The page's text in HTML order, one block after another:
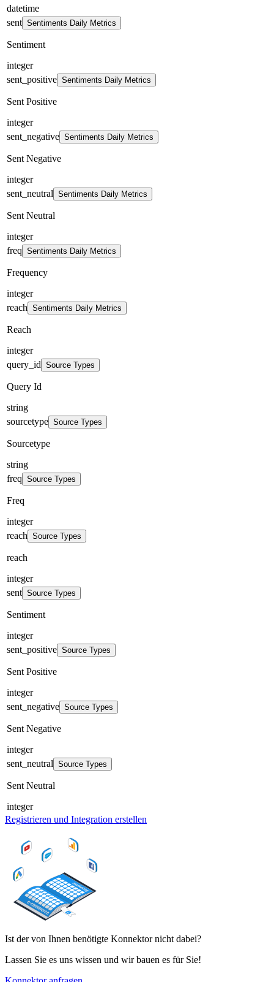
datetime
sent Sentiments Daily Metrics
Sentiment
integer
sent_positive Sentiments Daily Metrics
Sent Positive
integer
sent_negative Sentiments Daily Metrics
Sent Negative
integer
sent_neutral Sentiments Daily Metrics
Sent Neutral
integer
freq Sentiments Daily Metrics
Frequency
integer
reach Sentiments Daily Metrics
Reach
integer
query_id Source Types
Query Id
string
sourcetype Source Types
Sourcetype
string
freq Source Types
Freq
integer
reach Source Types
reach
integer
sent Source Types
Sentiment
integer
sent_positive Source Types
Sent Positive
integer
sent_negative Source Types
Sent Negative
integer
sent_neutral Source Types
Sent Neutral
integer
Registrieren und Integration erstellen
Ist der von Ihnen benötigte Konnektor nicht dabei?
Lassen Sie es uns wissen und wir bauen es für Sie!